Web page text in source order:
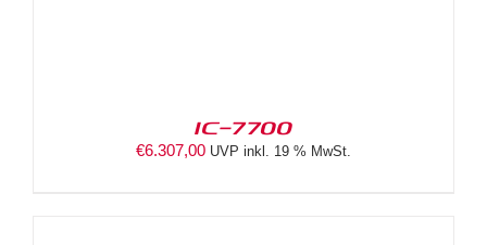
IC-7700
€6.307,00 UVP inkl. 19 % MwSt.